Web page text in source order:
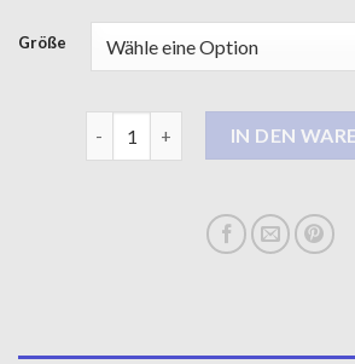
Größe
lange steppmantel damen Menge
IN DEN